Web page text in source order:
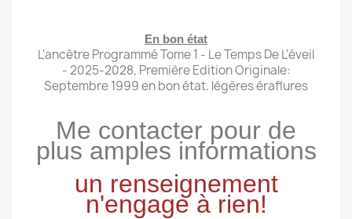
En bon état
L'ancêtre Programmé Tome 1 - Le Temps De L'éveil
- 2025-2028, Première Edition Originale:
Septembre 1999 en bon état. légères éraflures
Me contacter pour de
plus amples informations
un renseignement
n'engage à rien!